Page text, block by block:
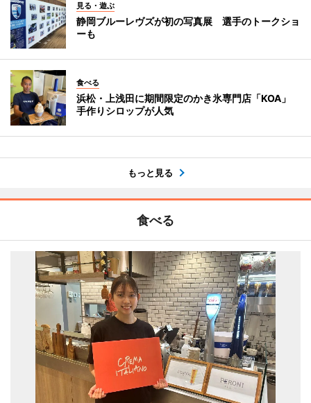
見る・遊ぶ
静岡ブルーレヴズが初の写真展 選手のトークショ
ーも
食べる
浜松・上浅田に期間限定のかき氷専門店「KOA」
手作りシロップが人気
もっと見る
食べる